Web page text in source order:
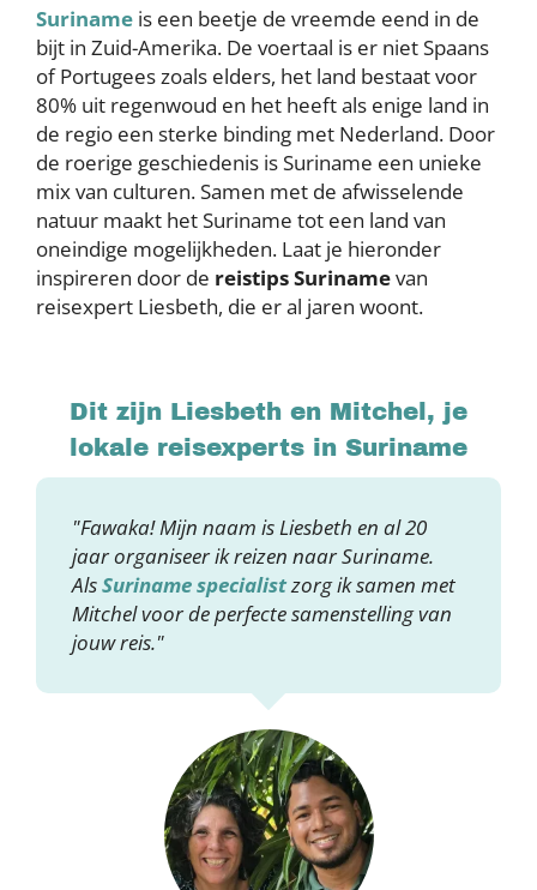
Suriname is een beetje de vreemde eend in de
bijt in Zuid-Amerika. De voertaal is er niet Spaans
of Portugees zoals elders, het land bestaat voor
80% uit regenwoud en het heeft als enige land in
de regio een sterke binding met Nederland. Door
de roerige geschiedenis is Suriname een unieke
mix van culturen. Samen met de afwisselende
natuur maakt het Suriname tot een land van
oneindige mogelijkheden. Laat je hieronder
inspireren door de reistips Surinamevan
reisexpert Liesbeth, die er al jaren woont.
Dit zijn Liesbeth en Mitchel, je
lokale reisexperts in Suriname
"Fawaka! Mijn naam is Liesbeth en al 20
jaar organiseer ik reizen naar Suriname.
AlsSuriname specialistzorg ik samen met
Mitchel voor de perfecte samenstelling van
jouw reis."